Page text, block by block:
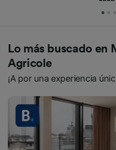
Lo más buscado en
Agricole
¡A por una experiencia